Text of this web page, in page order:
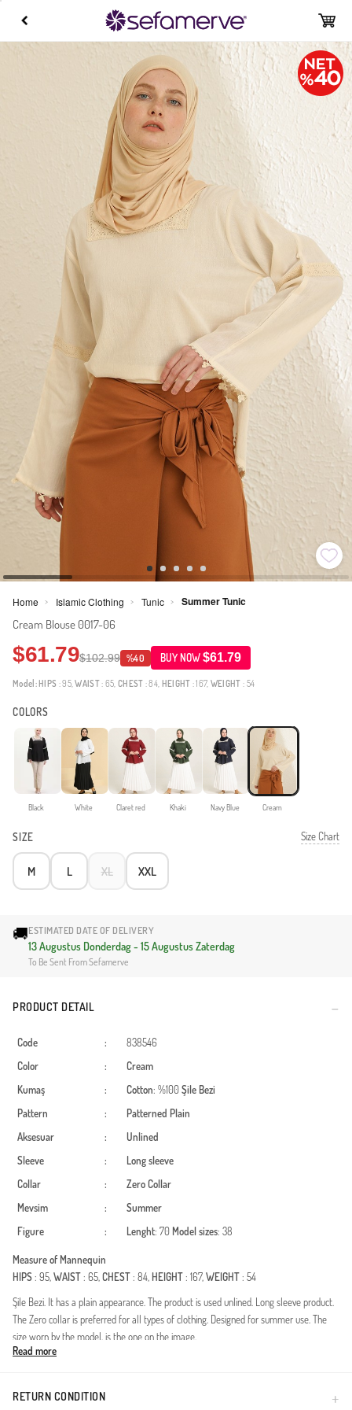
Home > Islamic Clothing > Tunic > Summer Tunic
Cream Blouse 0017-06
$61.79$102.99 %40 BUY NOW$61.79
Model: HIPS : 95,WAIST: 65,CHEST : 84, HEIGHT : 167, WEIGHT : 54
COLORS
Black White Claret red Khaki Navy Blue Cream
SIZE Size Chart
M L XL XXL
🚚ESTIMATED DATE OF DELIVERY
13 Augustus Donderdag - 15 Augustus Zaterdag
To Be Sent From Sefamerve
PRODUCT DETAIL
Code :
838546
Color
:
Cream
Kumaş
: Cotton: %100Şile Bezi
Pattern
: Patterned Plain
Aksesuar
:
Unlined
Sleeve
:
Long sleeve
Collar
:
Zero Collar
Mevsim
:
Summer
Figure
: Lenght: 70 Model sizes: 38
Measure of Mannequin
HIPS: 95,WAIST: 65,CHEST: 84, HEIGHT: 167,WEIGHT: 54
Şile Bezi. It has a plain appearance. The product is used unlined. Long sleeve product.
The Zero collar is preferred for all types of clothing. Designed for summer use. The
size worn by the model, is the one on the image.
Deze prachtig vormgegeven blouse is een perfecte mix van traditioneel vakmanschap
stof een uitstekend ademend vermogen, waardoor u zich de hele dag fris en
comfortabel voelt. De natuurlijke textuur is zacht voor de huid en ideaal voor dagelijks
Read more
RETURN CONDITION